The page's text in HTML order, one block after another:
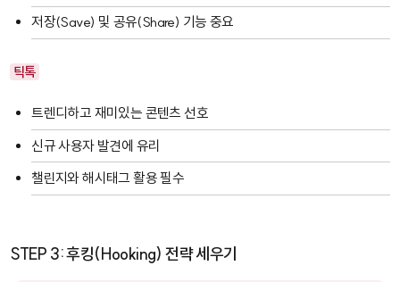
저장(Save) 및 공유(Share) 기능 중요
틱톡
트렌디하고 재미있는 콘텐츠 선호
신규 사용자 발견에 유리
챌린지와 해시태그 활용 필수
STEP 3: 후킹(Hooking) 전략 세우기